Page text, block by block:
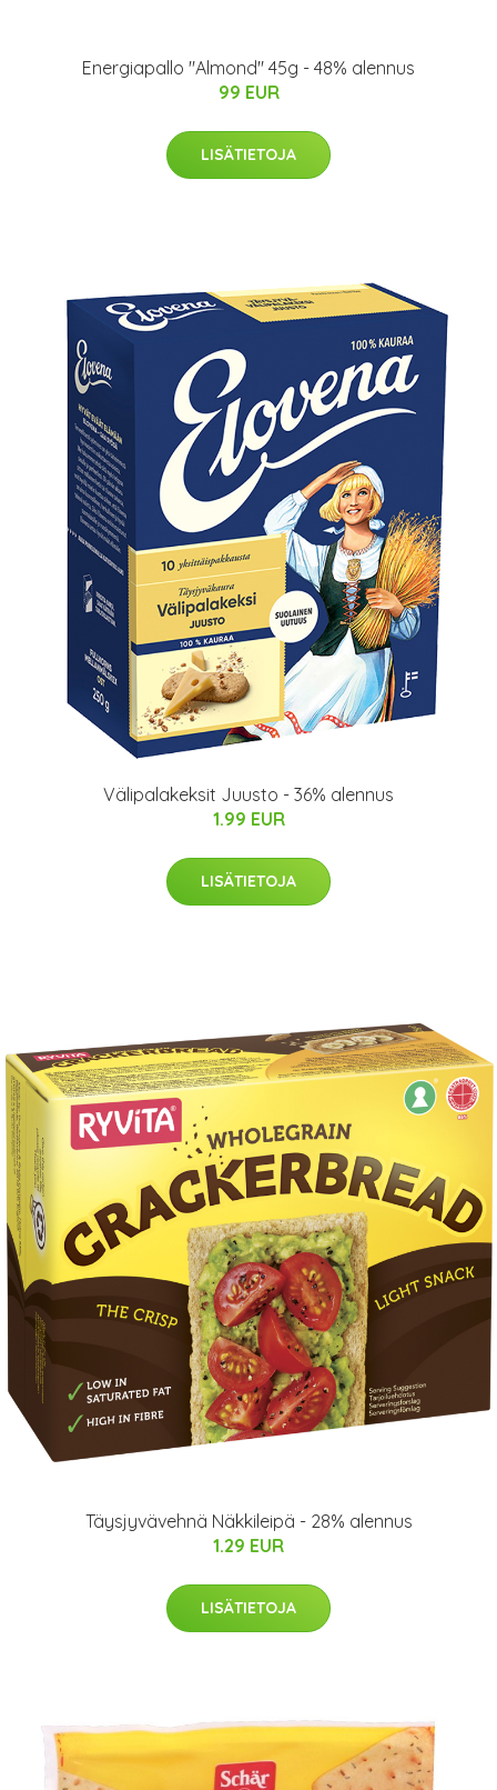
Energiapallo "Almond" 45g - 48% alennus
99 EUR
LISÄTIETOJA
Välipalakeksit Juusto - 36% alennus
1.99 EUR
LISÄTIETOJA
Täysjyvävehnä Näkkileipä - 28% alennus
1.29 EUR
LISÄTIETOJA